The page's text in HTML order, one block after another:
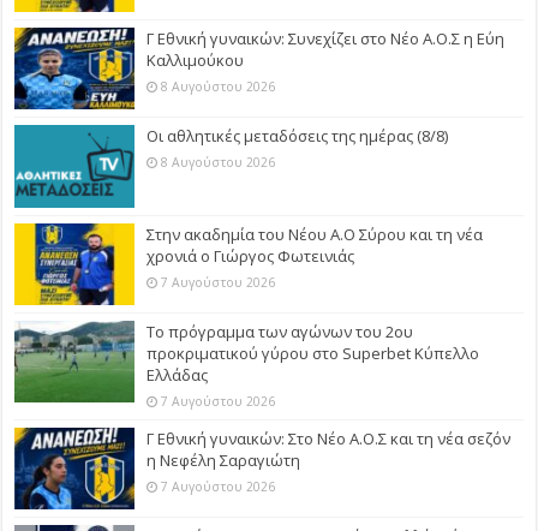
Γ Εθνική γυναικών: Συνεχίζει στο Νέο Α.Ο.Σ η Εύη
Καλλιμούκου
8 Αυγούστου 2026
Οι αθλητικές μεταδόσεις της ημέρας (8/8)
8 Αυγούστου 2026
Στην ακαδημία του Νέου Α.Ο Σύρου και τη νέα
χρονιά ο Γιώργος Φωτεινιάς
7 Αυγούστου 2026
Το πρόγραμμα των αγώνων του 2ου
προκριματικού γύρου στο Superbet Κύπελλο
Ελλάδας
7 Αυγούστου 2026
Γ Εθνική γυναικών: Στο Νέο Α.Ο.Σ και τη νέα σεζόν
η Νεφέλη Σαραγιώτη
7 Αυγούστου 2026